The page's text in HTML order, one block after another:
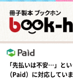
「先払いは不安…」と
（Paid） に対応してい